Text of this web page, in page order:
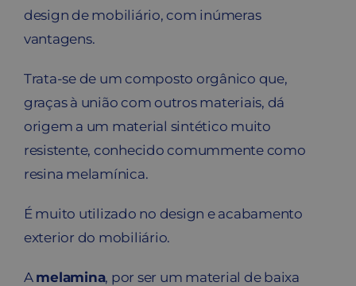
design de mobiliário, com inúmeras
vantagens.
Trata-se de um composto orgânico que,
graças à união com outros materiais, dá
origem a um material sintético muito
resistente, conhecido comummente como
resina melamínica.
É muito utilizado no design e acabamento
exterior do mobiliário.
A melamina, por ser um material de baixa